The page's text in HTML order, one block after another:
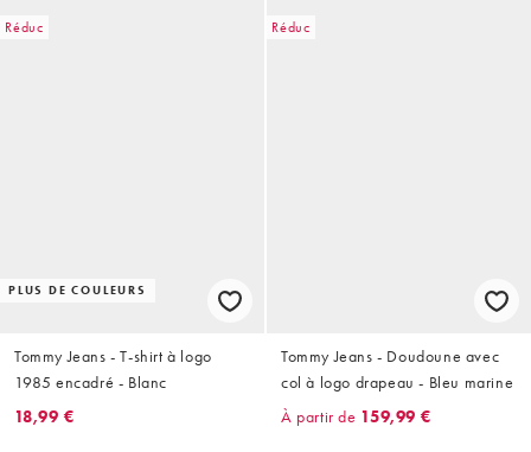
Réduc
PLUS DE COULEURS
Tommy Jeans - T-shirt à logo
1985 encadré - Blanc
18,99 €
Réduc
Tommy Jeans - Doudoune avec
col à logo drapeau - Bleu marine
À partir de 159,99 €